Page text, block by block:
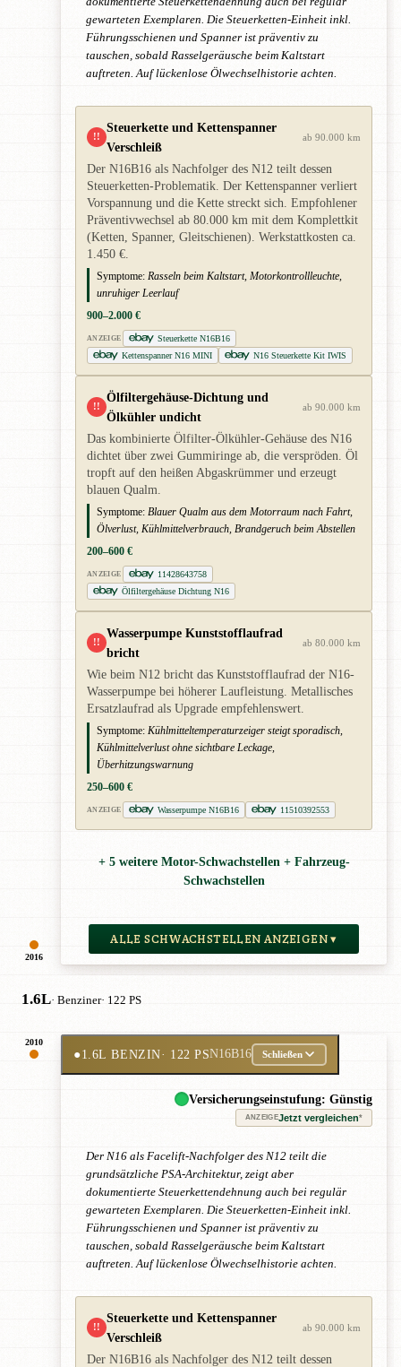
2016
gewarteten Exemplaren. Die Steuerketten-Einheit inkl.
Führungsschienen und Spanner ist präventiv zu
tauschen, sobald Rasselgeräusche beim Kaltstart
auftreten. Auf lückenlose Ölwechselhistorie achten.
!!
Steuerkette und Kettenspanner
Verschleiß
ab 90.000 km
Der N16B16 als Nachfolger des N12 teilt dessen
Steuerketten-Problematik. Der Kettenspanner verliert
Vorspannung und die Kette streckt sich. Empfohlener
Präventivwechsel ab 80.000 km mit dem Komplettkit
(Ketten, Spanner, Gleitschienen). Werkstattkosten ca.
1.450 €.
Symptome: Rasseln beim Kaltstart, Motorkontrollleuchte,
unruhiger Leerlauf
900–2.000 €
ANZEIGE
Steuerkette N16B16
Kettenspanner N16 MINI
N16 Steuerkette Kit IWIS
!!
Ölfiltergehäuse-Dichtung und
Ölkühler undicht
ab 90.000 km
Das kombinierte Ölfilter-Ölkühler-Gehäuse des N16
dichtet über zwei Gummiringe ab, die verspröden. Öl
tropft auf den heißen Abgaskrümmer und erzeugt
blauen Qualm.
Symptome: Blauer Qualm aus dem Motorraum nach Fahrt,
Ölverlust, Kühlmittelverbrauch, Brandgeruch beim Abstellen
200–600 €
ANZEIGE
11428643758
Ölfiltergehäuse Dichtung N16
!!
Wasserpumpe Kunststofflaufrad
bricht
ab 80.000 km
Wie beim N12 bricht das Kunststofflaufrad der N16-
Wasserpumpe bei höherer Laufleistung. Metallisches
Ersatzlaufrad als Upgrade empfehlenswert.
Symptome: Kühlmitteltemperaturzeiger steigt sporadisch,
Kühlmittelverlust ohne sichtbare Leckage,
Überhitzungswarnung
250–600 €
ANZEIGE Wasserpumpe N16B16 11510392553
+ 5 weitere Motor-Schwachstellen + Fahrzeug-
Schwachstellen
ALLE SCHWACHSTELLEN ANZEIGEN ▾
1.6L· Benziner· 122 PS
2010
●1.6L BENZIN· 122 PSN16B16 Schließen
Versicherungseinstufung: Günstig
ANZEIGEJetzt vergleichen*
Der N16 als Facelift-Nachfolger des N12 teilt die
grundsätzliche PSA-Architektur, zeigt aber
dokumentierte Steuerkettendehnung auch bei regulär
gewarteten Exemplaren. Die Steuerketten-Einheit inkl.
Führungsschienen und Spanner ist präventiv zu
tauschen, sobald Rasselgeräusche beim Kaltstart
auftreten. Auf lückenlose Ölwechselhistorie achten.
!!
Steuerkette und Kettenspanner
Verschleiß
ab 90.000 km
Der N16B16 als Nachfolger des N12 teilt dessen